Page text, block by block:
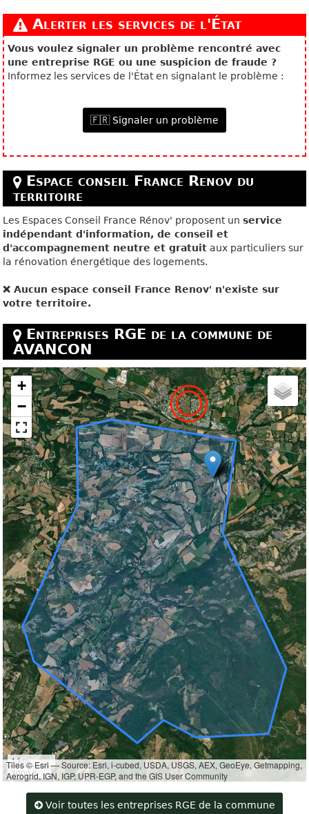
Alerter les services de l'État
Vous voulez signaler un problème rencontré avec
une entreprise RGE ou une suspicion de fraude ?
Informez les services de l'État en signalant le problème :
🇫🇷 Signaler un problème
Espace conseil France Renov du
territoire
Les Espaces Conseil France Rénov' proposent unservice
indépendant d'information, de conseil et
d'accompagnement neutre et gratuit aux particuliers sur
la rénovation énergétique des logements.
❌ Aucun espace conseil France Renov' n'existe sur
votre territoire.
Entreprises RGE de la commune de
AVANCON
+
−
1 km
3000 ft
Tiles © Esri — Source: Esri, i-cubed, USDA, USGS, AEX, GeoEye, Getmapping,
Aerogrid, IGN, IGP, UPR-EGP, and the GIS User Community
Voir toutes les entreprises RGE de la commune